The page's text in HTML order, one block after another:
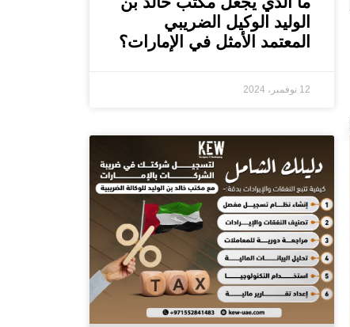
الوليد الوكيل الضريبي
المعتمد الأمثل في الإمارات؟
12 نوفمبر، 2024